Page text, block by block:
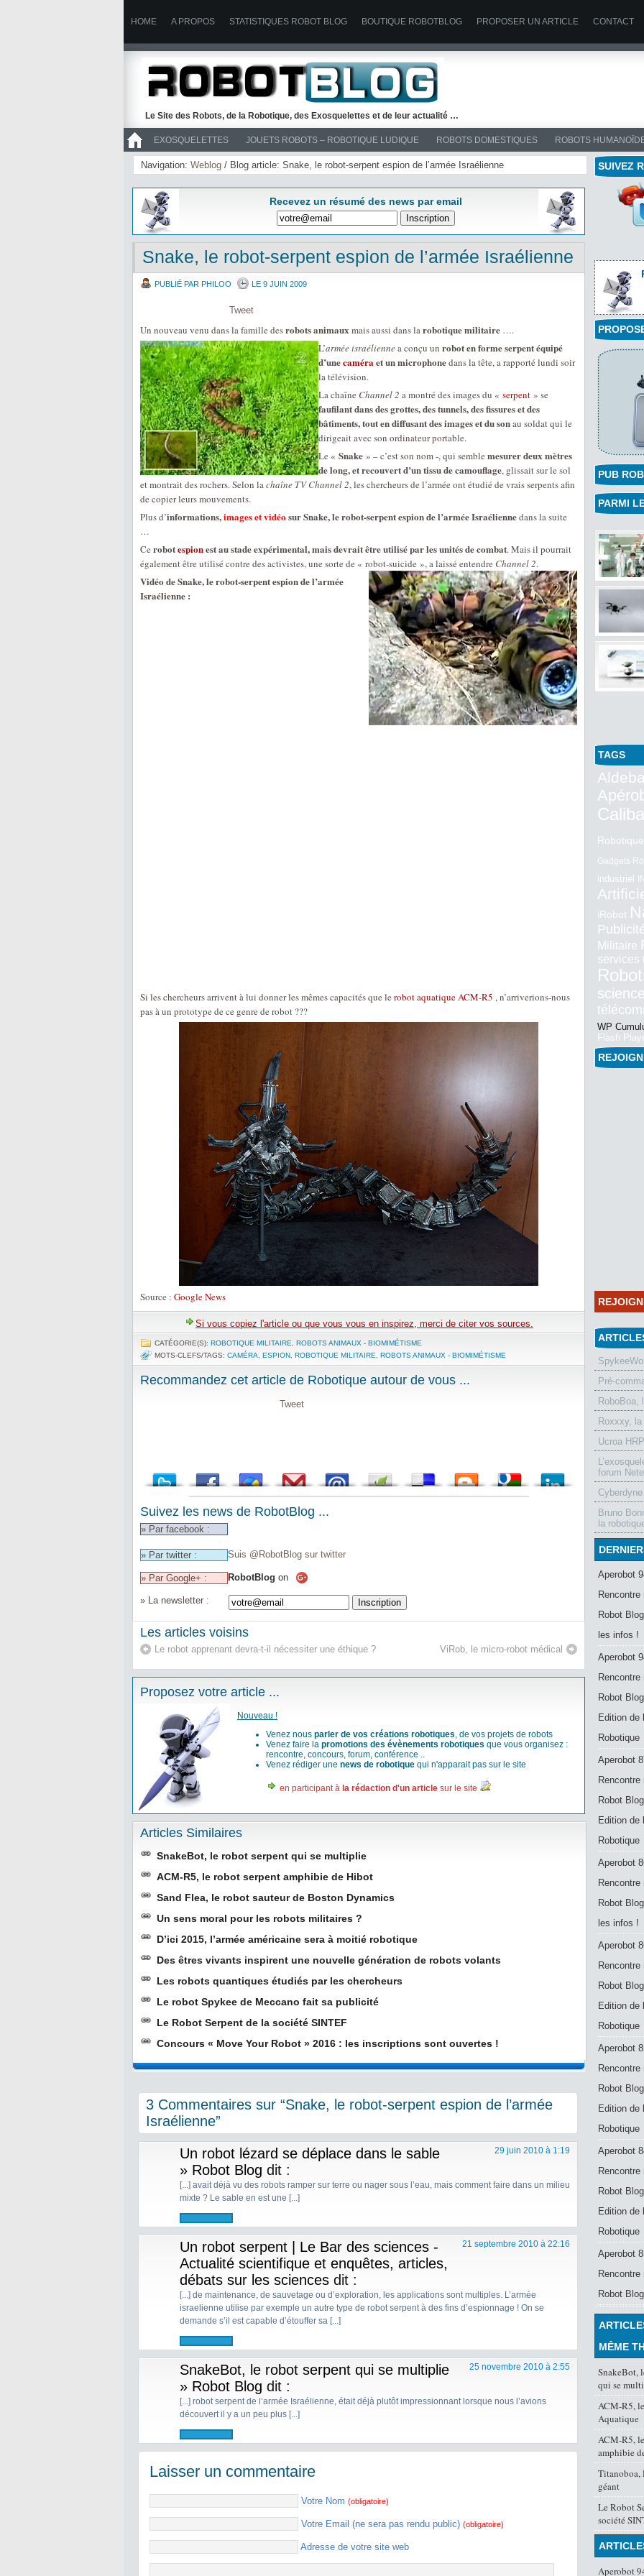
HOME A PROPOS STATISTIQUES ROBOT BLOG BOUTIQUE ROBOTBLOG PROPOSER UN ARTICLE CONTACT
Le Site des Robots, de la Robotique, des Exosquelettes et de leur actualité …
EXOSQUELETTES JOUETS ROBOTS – ROBOTIQUE LUDIQUE ROBOTS DOMESTIQUES ROBOTS
>> ROBOTS
Navigation: Weblog / Blog article: Snake, le robot-serpent espion de l’armée Israélienne
Recevez un résumé des news par email
Snake, le robot-serpent espion de l’armée Israélienne
PUBLIÉ PAR PHILOO LE 9 JUIN 2009
Tweet
Un nouveau venu dans la famille desrobots animaux mais aussi dans larobotique militaire ….
L’armée israéliennea conçu un robot en forme serpent équipé
d’unecaméraet un microphonedans la tête, a rapporté lundi soir
la télévision.
La chaîne Channel 2 a montré des images du « serpent » se
faufilant dans des grottes, des tunnels, des fissures et des
bâtiments, tout en diffusant des images et du sonau soldat qui le
dirigeait avec son ordinateur portable.
Le « Snake » – c’est son nom -, qui semble mesurer deux mètres
de long, et recouvert d’un tissu de camouflage, glissait sur le sol
et montrait des rochers. Selon lachaîne TV Channel 2, les chercheurs de l’armée ont étudié de vrais serpents afin
de copier leurs mouvements.
Plus d’informations,images et vidéosur Snake, le robot-serpent espion de l’armée Israéliennedans la suite
…
Ce robotespionest au stade expérimental, mais devrait être utilisé par les unités de combat. Mais il pourrait
également être utilisé contre des activistes, une sorte de « robot-suicide », a laissé entendre Channel 2.
Vidéo de Snake, le robot-serpent espion de l’armée
Israélienne :
Si les chercheurs arrivent à lui donner les mêmes capacités que le robot aquatique ACM-R5 , n’arriverions-nous
pas à un prototype de ce genre de robot ???
Source : Google News
Si vous copiez l'article ou que vous vous en inspirez, merci de citer vos sources.
CATÉGORIE(S): ROBOTIQUE MILITAIRE
ROBOTS ANIMAUX - BIOMIMÉTISME
MOTS-CLEFS/TAGS: CAMÉRA ESPION ROBOTIQUE MILITAIRE ROBOTS ANIMAUX - BIOMIMÉTISME
Recommandez cet article de Robotique autour de vous ...
Tweet
Suivez les news de RobotBlog ...
» Par facebook :
» Par twitter : Suis @RobotBlog sur twitter
» Par Google+ : RobotBlog on
» La newsletter :
Les articles voisins
Le robot apprenant devra-t-il nécessiter une éthique ? ViRob, le micro-robot médical
Proposez votre article ...
Nouveau !
Venez nous parler de vos créations robotiques, de vos projets de robots
Venez faire la promotions des évènements robotiques que vous organisez :
rencontre, concours, forum, conférence ..
Venez rédiger une news de robotique qui n'apparait pas sur le site
en participant à la rédaction d'un article sur le site
Articles Similaires
SnakeBot, le robot serpent qui se multiplie
ACM-R5, le robot serpent amphibie de Hibot
Sand Flea, le robot sauteur de Boston Dynamics
Un sens moral pour les robots militaires ?
D’ici 2015, l’armée américaine sera à moitié robotique
Des êtres vivants inspirent une nouvelle génération de robots volants
Les robots quantiques étudiés par les chercheurs
Le robot Spykee de Meccano fait sa publicité
Le Robot Serpent de la société SINTEF
Concours « Move Your Robot » 2016 : les inscriptions sont ouvertes !
3 Commentaires sur “Snake, le robot-serpent espion de l’armée
Israélienne”
Un robot lézard se déplace dans le sable
» Robot Blog dit :
29 juin 2010 à 1:19
[...] avait déjà vu des robots ramper sur terre ou nager sous l’eau, mais comment faire dans un milieu
mixte ? Le sable en est une [...]
Un robot serpent | Le Bar des sciences -
Actualité scientifique et enquêtes, articles,
débats sur les sciences dit :
21 septembre 2010 à 22:16
[...] de maintenance, de sauvetage ou d’exploration, les applications sont multiples. L’armée
israelienne utilise par exemple un autre type de robot serpent à des fins d’espionnage ! On se
demande s’il est capable d’étouffer sa [...]
SnakeBot, le robot serpent qui se multiplie
» Robot Blog dit :
25 novembre 2010 à 2:55
[...] robot serpent de l’armée Israélienne, était déjà plutôt impressionnant lorsque nous l’avions
découvert il y a un peu plus [...]
Laisser un commentaire
Votre Nom (obligatoire)
Votre Email (ne sera pas rendu public) (obligatoire)
Adresse de votre site web
SUIVEZ
PUB
PARMI
TAGS
Robotique
Gadgets
industriel
iRobot
Militaire
services
WP
Flash
Pré-
RoboBoa,
Roxxxy,
Ucroa
forum
Bruno
la
Aperobot
Rencontre
Robot Blog
les infos !
Aperobot
Rencontre
Robot Blog
Edition de
Robotique
Aperobot
Rencontre
Robot Blog
Edition de
Robotique
Aperobot
Rencontre
Robot Blog
les infos !
Aperobot
Rencontre
Robot Blog
Edition de
Robotique
Aperobot
Rencontre
Robot Blog
Edition de
Robotique
Aperobot
Rencontre
Robot Blog
Edition de
Robotique
Aperobot
Rencontre
Robot Blog
MÊME
SnakeBot,
qui se
ACM-R5,
Aquatique
ACM-R5,
amphibie
Titanoboa,
géant
Le Robot
société
Aperobot